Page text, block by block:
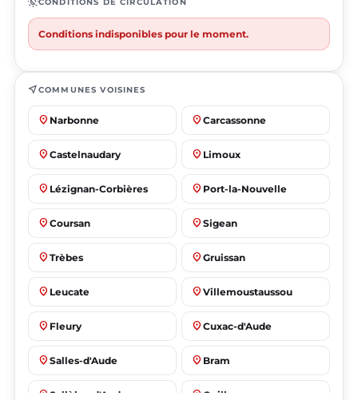
Conditions indisponibles pour le moment.
near_meCOMMUNES VOISINES
place Narbonne place Carcassonne
place Castelnaudary place Limoux
place Lézignan-Corbières place Port-la-Nouvelle
place Coursan place Sigean
place Trèbes place Gruissan
place Leucate place Villemoustaussou
place Fleury place Cuxac-d'Aude
place Salles-d'Aude place Bram
place Sallèles-d'Aude place Quillan